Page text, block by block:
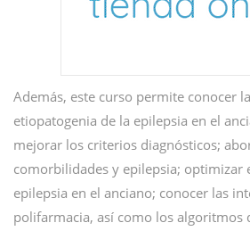
Además, este curso permite conocer
etiopatogenia de la epilepsia en el
mejorar los criterios diagnósticos;
comorbilidades y epilepsia; optimizar
epilepsia en el anciano; conocer las
polifarmacia, así como los algoritmos